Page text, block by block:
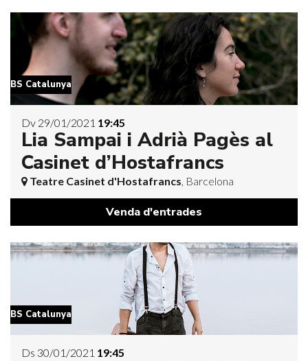
BS Catalunya
Dv 29/01/2021 19:45
Lia Sampai i Adrià Pagès al
Casinet d’Hostafrancs
Teatre Casinet d'Hostafrancs, Barcelona
Venda d'entrades
BS Catalunya
Ds 30/01/2021 19:45